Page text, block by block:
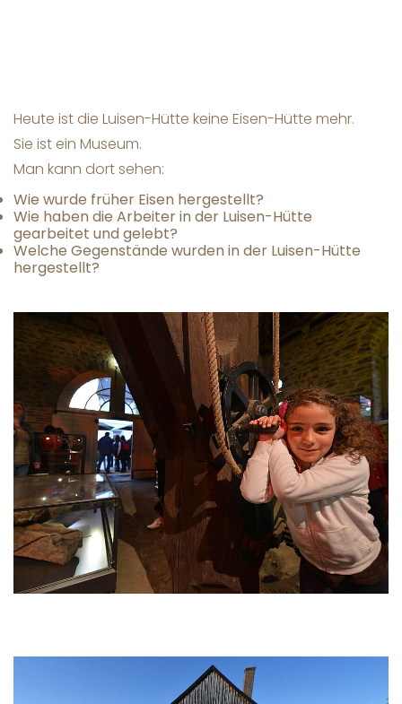
Heute ist die Luisen-Hütte keine Eisen-Hütte mehr.
Sie ist ein Museum.
Man kann dort sehen:
Wie wurde früher Eisen hergestellt?
Wie haben die Arbeiter in der Luisen-Hütte
gearbeitet und gelebt?
Welche Gegenstände wurden in der Luisen-Hütte
hergestellt?